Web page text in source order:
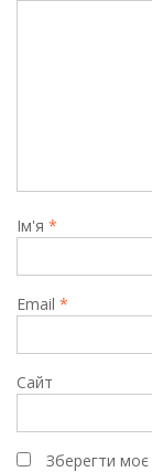
Ім'я *
Email *
Сайт
Зберегти